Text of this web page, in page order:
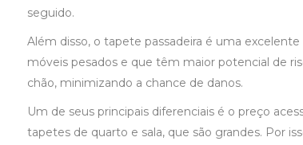
seguido.
Além disso, o tapete passadeira é uma
móveis pesados e que têm maior potencial de
chão, minimizando a chance de danos.
Um de seus principais diferenciais é o preço
tapetes de quarto e sala, que são grandes. Por